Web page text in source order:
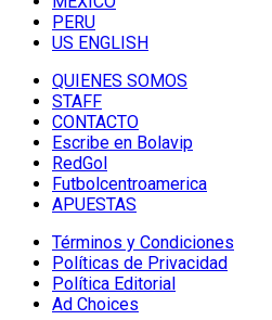
PERU
US ENGLISH
QUIENES SOMOS
STAFF
CONTACTO
Escribe en Bolavip
RedGol
Futbolcentroamerica
APUESTAS
Términos y Condiciones
Políticas de Privacidad
Política Editorial
Ad Choices